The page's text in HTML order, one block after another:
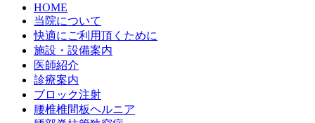
HOME
当院について
快適にご利用頂くために
施設・設備案内
医師紹介
診療案内
ブロック注射
腰椎椎間板ヘルニア